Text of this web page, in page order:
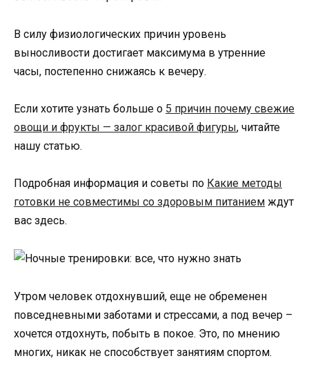
В силу физиологических причин уровень
выносливости достигает максимума в утренние
часы, постепенно снижаясь к вечеру.
Если хотите узнать больше о 5 причин почему свежие
овощи и фрукты — залог красивой фигуры, читайте
нашу статью.
Подробная информация и советы по Какие методы
готовки не совместимы со здоровым питанием ждут
вас здесь.
Утром человек отдохнувший, еще не обременен
повседневными заботами и стрессами, а под вечер –
хочется отдохнуть, побыть в покое. Это, по мнению
многих, никак не способствует занятиям спортом.